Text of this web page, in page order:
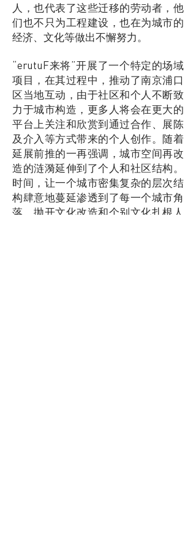
人，也代表了这些迁移的劳动者，他
们也不只为工程建设，也在为城市的
经济、文化等做出不懈努力。
“erutuF来将”开展了一个特定的场域
项目，在其过程中，推动了南京浦口
区当地互动，由于社区和个人不断致
力于城市构造，更多人将会在更大的
平台上关注和欣赏到通过合作、展陈
及介入等方式带来的个人创作。随着
延展前推的一再强调，城市空间再改
造的涟漪延伸到了个人和社区结构。
时间，让一个城市密集复杂的层次结
构肆意地蔓延渗透到了每一个城市角
落。抛开文化改造和个别文化扎根人